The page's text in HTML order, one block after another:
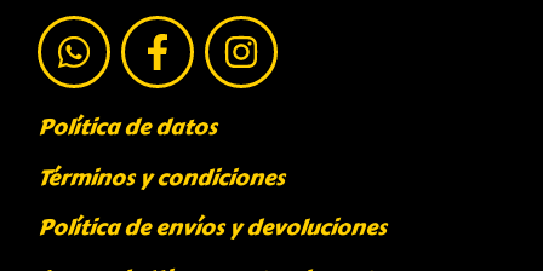
Política de datos
Términos y condiciones
Política de envíos y devoluciones